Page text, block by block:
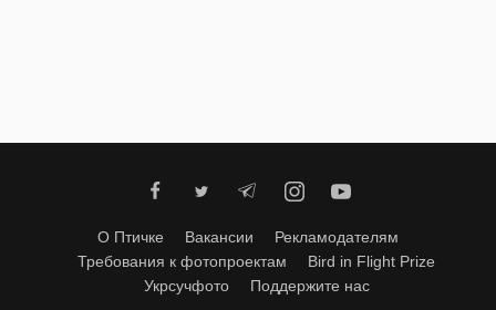
О Птичке Вакансии
Рекламодателям
Требования к фотопроектам
Bird in Flight Prize
Укрсучфото
Поддержите нас